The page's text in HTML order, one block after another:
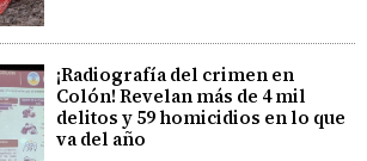
¡Radiografía del crimen en
Colón! Revelan más de 4 mil
delitos y 59 homicidios en lo que
va del año